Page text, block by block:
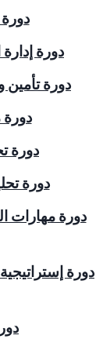
دورة
دورة
دورة
دورة
دورة
دورة
دورة مهارات
دورة